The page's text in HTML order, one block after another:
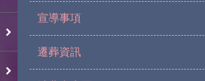
宣導事項
遷葬資訊